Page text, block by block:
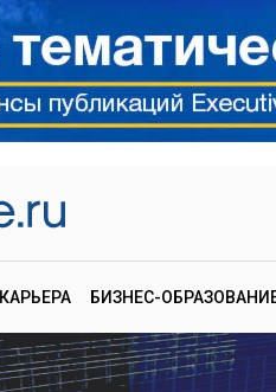
КАРЬЕРА БИЗНЕС-